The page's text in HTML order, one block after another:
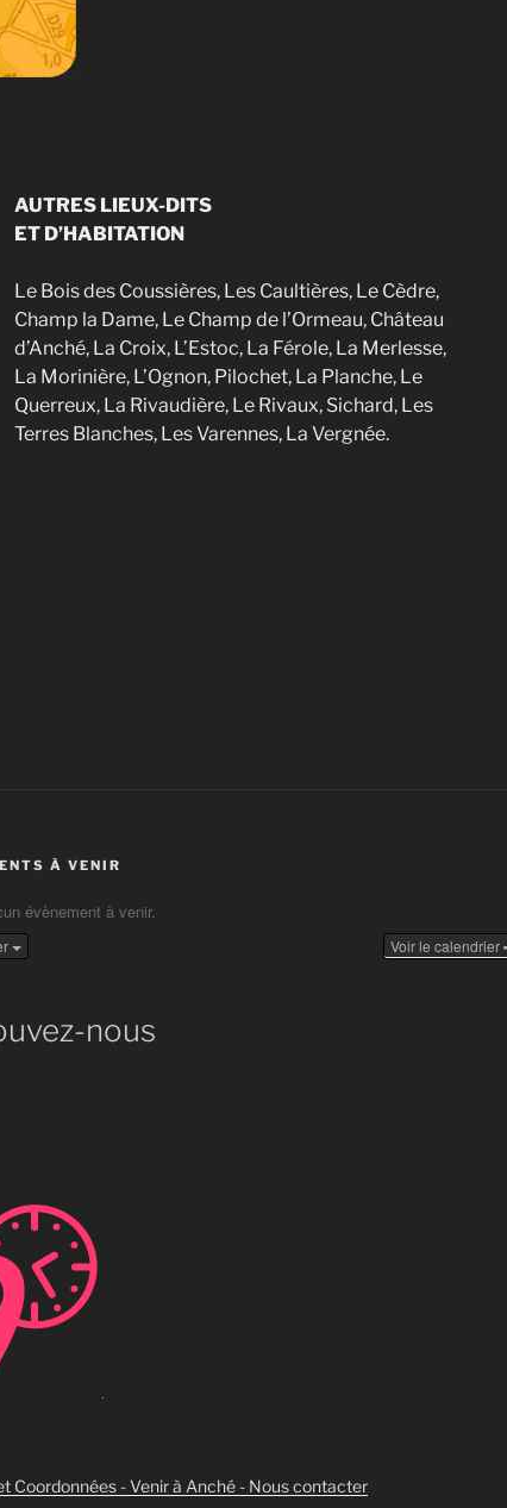
AUTRES LIEUX-DITS
ET D’HABITATION
Le Bois des Coussières, Les Caultières, Le Cèdre,
Champ la Dame, Le Champ de l’Ormeau, Château
d’Anché, La Croix, L’Estoc, La Férole, La Merlesse,
La Morinière, L’Ognon, Pilochet, La Planche, Le
Querreux, La Rivaudière, Le Rivaux, Sichard, Les
Terres Blanches, Les Varennes, La Vergnée.
À VENIR
évènement à venir.
Voir le calendrier
nous
Coordonnées - Venir à Anché - Nous contacter